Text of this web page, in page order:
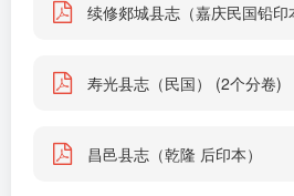
续修郯城县志（嘉庆民国铅印
寿光县志（民国） (2个分卷)
昌邑县志（乾隆 后印本）